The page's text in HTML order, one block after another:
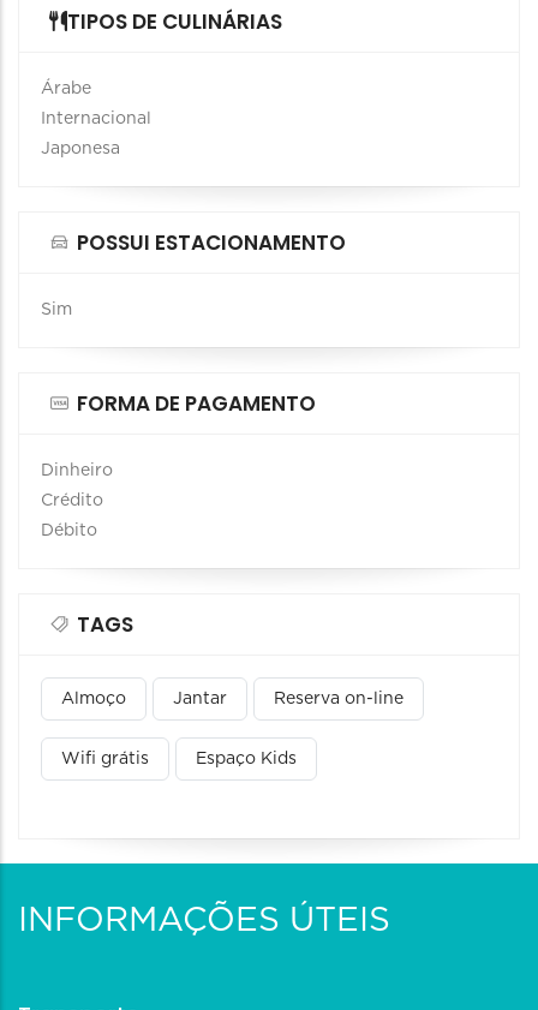
TIPOS DE CULINÁRIAS
Árabe
Internacional
Japonesa
POSSUI ESTACIONAMENTO
Sim
FORMA DE PAGAMENTO
Dinheiro
Crédito
Débito
TAGS
Almoço Jantar Reserva on-line
Wifi grátis Espaço Kids
INFORMAÇÕES ÚTEIS